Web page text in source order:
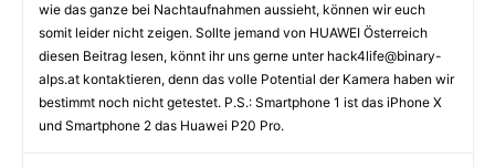
wie das ganze bei Nachtaufnahmen aussieht, können wir euch
somit leider nicht zeigen. Sollte jemand von HUAWEI Österreich
diesen Beitrag lesen, könnt ihr uns gerne unter hack4life@binary-
alps.at kontaktieren, denn das volle Potential der Kamera haben wir
bestimmt noch nicht getestet. P.S.: Smartphone 1 ist das iPhone X
und Smartphone 2 das Huawei P20 Pro.